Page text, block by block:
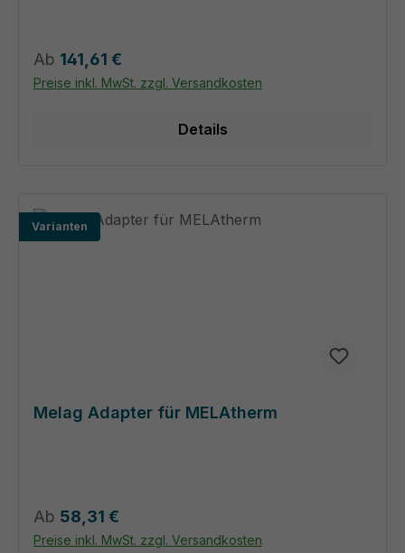
Regulärer Preis:
Ab 141,61 €
Preise inkl. MwSt. zzgl. Versandkosten
Details
Varianten
Melag Adapter für MELAtherm
Regulärer Preis:
Ab 58,31 €
Preise inkl. MwSt. zzgl. Versandkosten